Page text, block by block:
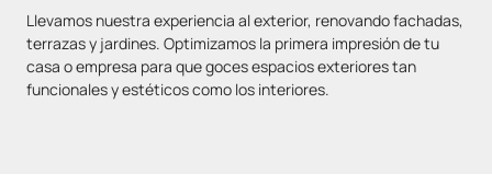
Llevamos nuestra experiencia al exterior, renovando fachadas,
terrazas y jardines. Optimizamos la primera impresión de tu
casa o empresa para que goces espacios exteriores tan
funcionales y estéticos como los interiores.